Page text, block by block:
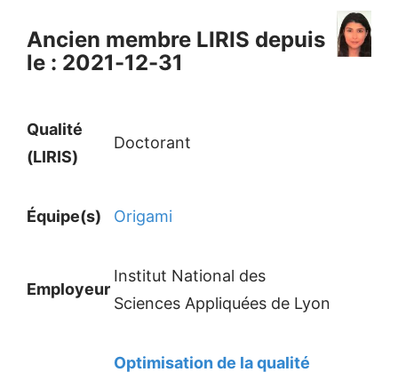
Ancien membre LIRIS depuis
le : 2021-12-31
Qualité
(LIRIS)
Doctorant
Équipe(s) Origami
Employeur
Institut National des
Sciences Appliquées de Lyon
Optimisation de la qualité